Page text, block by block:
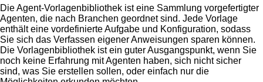
Die Agent-Vorlagenbibliothek ist eine Sammlung vorgefertigter
Agenten, die nach Branchen geordnet sind. Jede Vorlage
enthält eine vordefinierte Aufgabe und Konfiguration, sodass
Sie sich das Verfassen eigener Anweisungen sparen können.
Die Vorlagenbibliothek ist ein guter Ausgangspunkt, wenn Sie
noch keine Erfahrung mit Agenten haben, sich nicht sicher
sind, was Sie erstellen sollen, oder einfach nur die